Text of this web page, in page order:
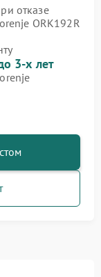
отказе
ORK192R
3-х лет